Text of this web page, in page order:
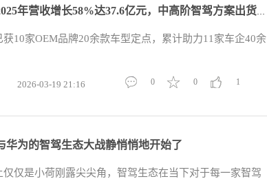
地平线2025年营收增长58%达37.6亿元，中高阶智驾方案出货量激增
10家OEM品牌20余款车型定点，累计助力11家车企40余
2026-03-19 21:16 1
0
0
华为的智驾生态大战静悄悄地开始了
仅是小荷刚露尖尖角，智驾生态在当下对于每一家智驾